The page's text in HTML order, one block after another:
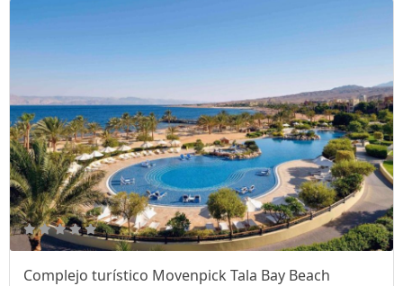
Complejo turístico Movenpick Tala Bay Beach